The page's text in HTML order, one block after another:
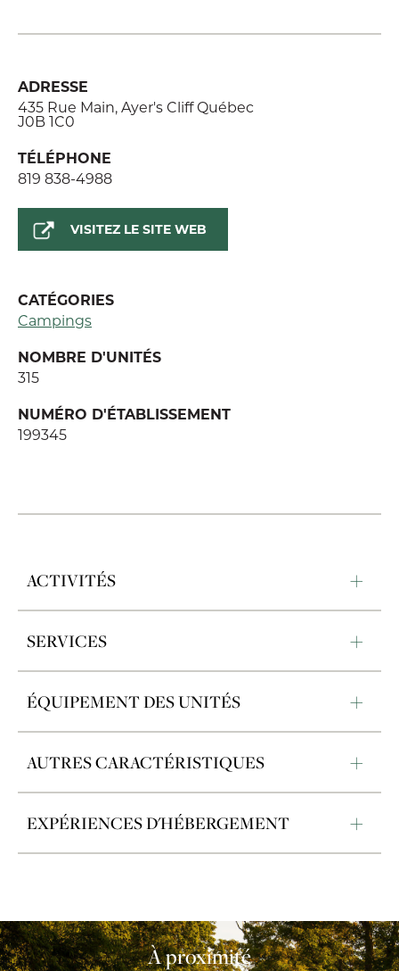
ADRESSE
435 Rue Main, Ayer's Cliff Québec
J0B 1C0
TÉLÉPHONE
819 838-4988
VISITEZ LE SITE WEB
CATÉGORIES
Campings
NOMBRE D'UNITÉS
315
NUMÉRO D'ÉTABLISSEMENT
199345
ACTIVITÉS
SERVICES
ÉQUIPEMENT DES UNITÉS
AUTRES CARACTÉRISTIQUES
EXPÉRIENCES D'HÉBERGEMENT
À proximité